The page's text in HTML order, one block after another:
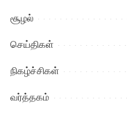
சூழல்
செய்திகள்
நிகழ்ச்சிகள்
வர்த்தகம்